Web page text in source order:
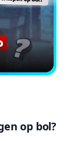
op bol?